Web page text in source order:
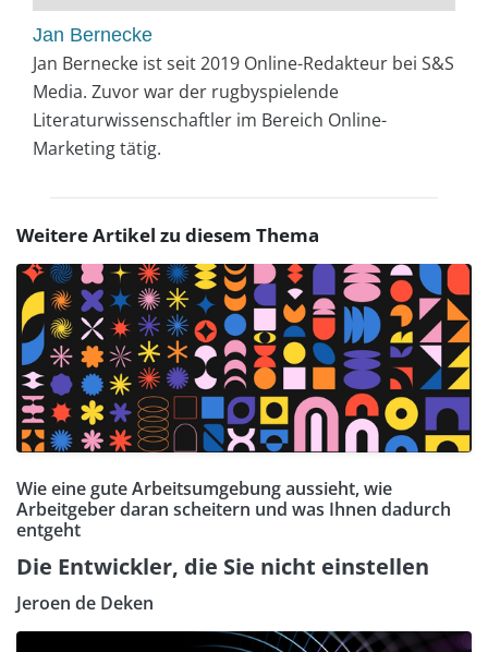
Jan Bernecke
Jan Bernecke ist seit 2019 Online-Redakteur bei S&S
Media. Zuvor war der rugbyspielende
Literaturwissenschaftler im Bereich Online-
Marketing tätig.
Weitere Artikel zu diesem Thema
Wie eine gute Arbeitsumgebung aussieht, wie
Arbeitgeber daran scheitern und was Ihnen dadurch
entgeht
Die Entwickler, die Sie nicht einstellen
Jeroen de Deken